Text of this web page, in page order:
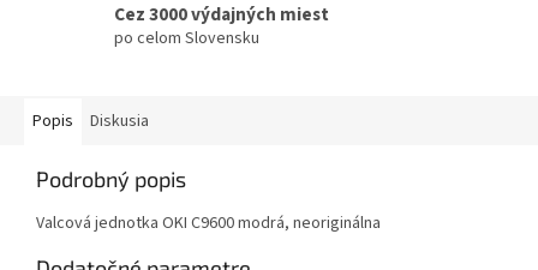
Cez 3000 výdajných miest
po celom Slovensku
Popis Diskusia
Podrobný popis
Valcová jednotka OKI C9600 modrá, neoriginálna